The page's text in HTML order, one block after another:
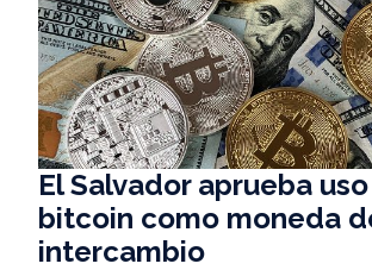
El Salvador aprueba
bitcoin como moneda
intercambio